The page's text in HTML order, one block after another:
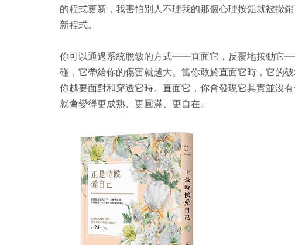
的程式更新，我害怕別人不理我的那個心理按鈕就被撤
新程式。
你可以通過系統脫敏的方式──直面它，反覆地按動它
碰，它帶給你的傷害就越大。當你敢於直面它時，它的
你越要面對和穿透它時。直面它，你會發現它其實並沒
就會變得更成熟、更圓滿、更自在。